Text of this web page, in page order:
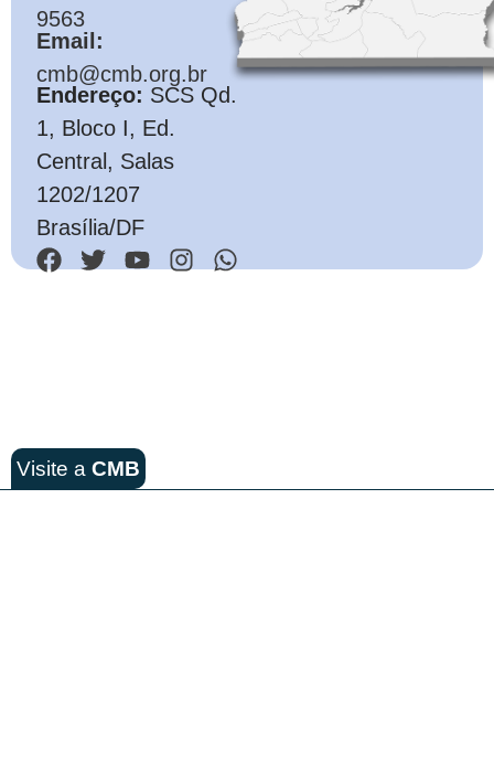
9563
Email:
cmb@cmb.org.br
Endereço: SCS Qd.
1, Bloco I, Ed.
Central, Salas
1202/1207
Brasília/DF
Visite a CMB